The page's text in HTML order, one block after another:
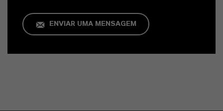
ENVIAR UMA MENSAGEM